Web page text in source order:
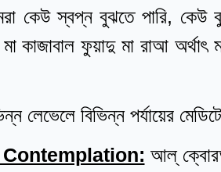
কেউ স্বপ্ন বুঝতে পারি,
কাজাবাল ফুয়াদু মা রাআ
লেভেলে বিভিন্ন পর্যায়ের
আল্‌